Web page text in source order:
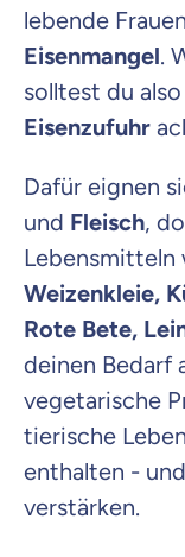
lebende
Eisenmangel.
solltest du
Eisenzufuhr
Dafür eignen
und Fleisch,
Lebensmitteln
Weizenkleie,
Rote Bete,
deinen Bedarf
vegetarische
tierische
enthalten -
verstärken.